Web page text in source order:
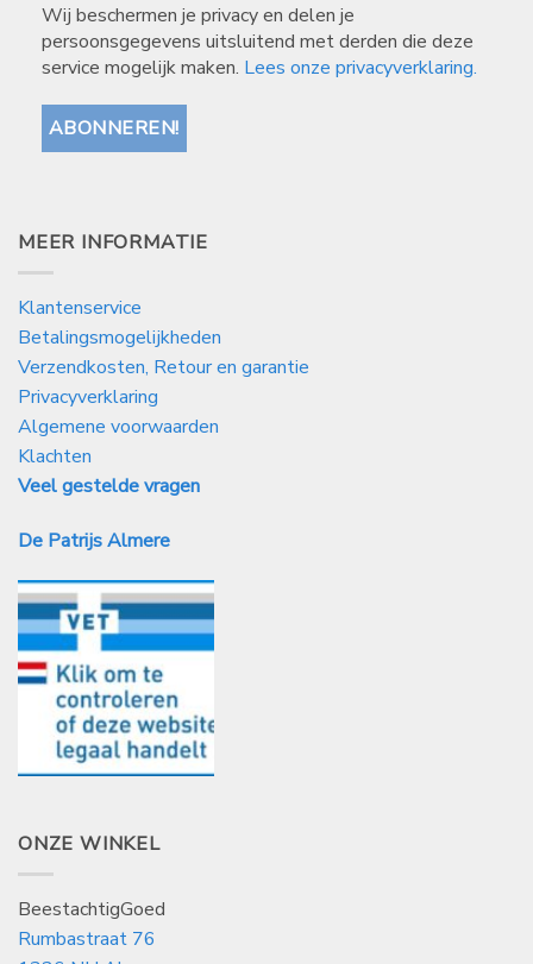
Wij beschermen je privacy en delen je
persoonsgegevens uitsluitend met derden die deze
service mogelijk maken. Lees onze privacyverklaring.
MEER INFORMATIE
Klantenservice
Betalingsmogelijkheden
Verzendkosten, Retour en garantie
Privacyverklaring
Algemene voorwaarden
Klachten
Veel gestelde vragen
De Patrijs Almere
ONZE WINKEL
BeestachtigGoed
Rumbastraat 76